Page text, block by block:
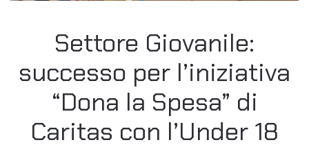
Settore Giovanile:
successo per l’iniziativa
“Dona la Spesa” di
Caritas con l’Under 18